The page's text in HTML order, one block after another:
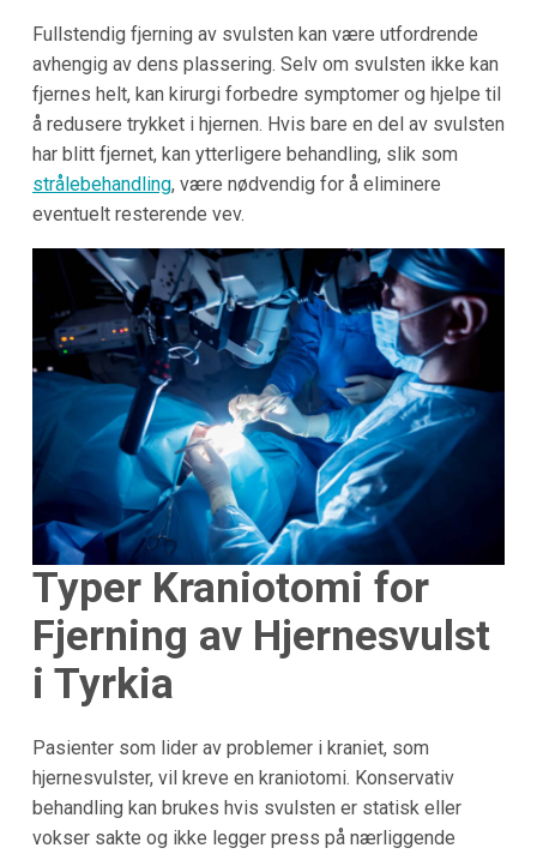
Fullstendig fjerning av svulsten kan være utfordrende
avhengig av dens plassering. Selv om svulsten ikke kan
fjernes helt, kan kirurgi forbedre symptomer og hjelpe til
å redusere trykket i hjernen. Hvis bare en del av svulsten
har blitt fjernet, kan ytterligere behandling, slik som
strålebehandling, være nødvendig for å eliminere
eventuelt resterende vev.
Typer Kraniotomi for
Fjerning av Hjernesvulst
i Tyrkia
Pasienter som lider av problemer i kraniet, som
hjernesvulster, vil kreve en kraniotomi. Konservativ
behandling kan brukes hvis svulsten er statisk eller
vokser sakte og ikke legger press på nærliggende